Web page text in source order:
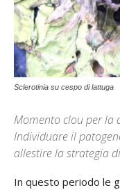
Sclerotinia su cespo di lattuga
Momento clou per la
Individuare il
allestire la strategia
In questo periodo le